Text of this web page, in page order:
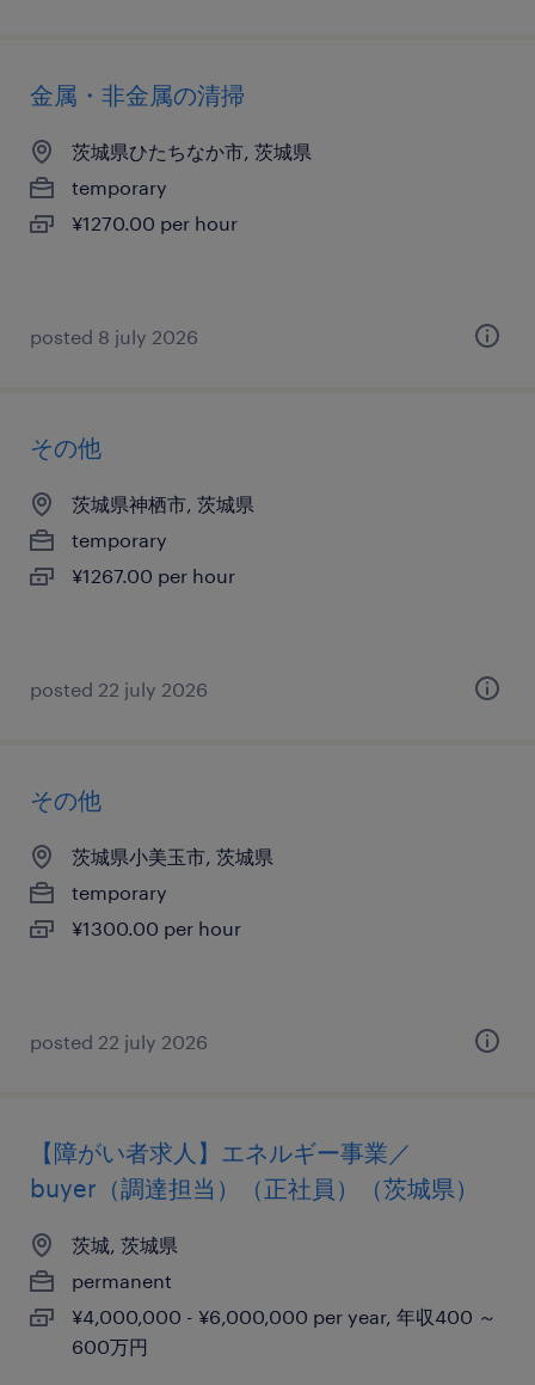
金属・非金属の清掃
茨城県ひたちなか市, 茨城県
temporary
¥1270.00 per hour
posted 8 july 2026
その他
茨城県神栖市, 茨城県
temporary
¥1267.00 per hour
posted 22 july 2026
その他
茨城県小美玉市, 茨城県
temporary
¥1300.00 per hour
posted 22 july 2026
【障がい者求人】エネルギー事業／
buyer（調達担当）（正社員）（茨城県）
茨城, 茨城県
permanent
¥4,000,000 - ¥6,000,000 per year, 年収400 ～
600万円